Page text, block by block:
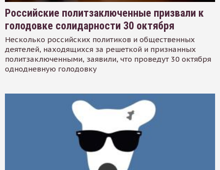
Российские политзаключенные призвали к
голодовке солидарности 30 октября
Несколько российских политиков и общественных
деятелей, находящихся за решеткой и признанных
политзаключенными, заявили, что проведут 30 октября
однодневную голодовку